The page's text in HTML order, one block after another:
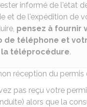
informé de l'état
et de l'expédition de
pensez à fournir
de téléphone et
la téléprocédure.
réception du permis
pas reçu votre
alors que la